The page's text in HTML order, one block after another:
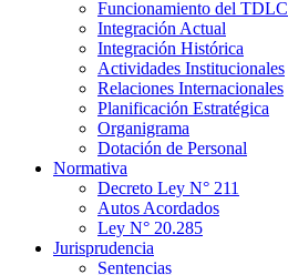
Funcionamiento del TDLC
Integración Actual
Integración Histórica
Actividades Institucionales
Relaciones Internacionales
Planificación Estratégica
Organigrama
Dotación de Personal
Normativa
Decreto Ley N° 211
Autos Acordados
Ley N° 20.285
Jurisprudencia
Sentencias